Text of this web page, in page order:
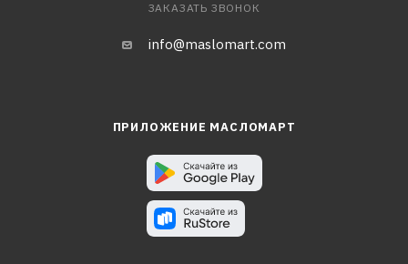
ЗАКАЗАТЬ ЗВОНОК
info@maslomart.com
ПРИЛОЖЕНИЕ МАСЛОМАРТ